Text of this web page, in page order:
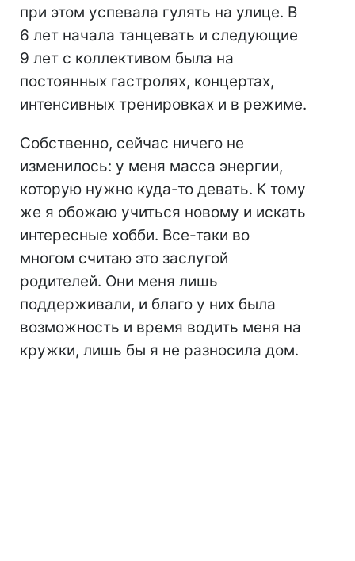
при этом успевала гулять на улице. В
6 лет начала танцевать и следующие
9 лет с коллективом была на
постоянных гастролях, концертах,
интенсивных тренировках и в режиме.
Собственно, сейчас ничего не
изменилось: у меня масса энергии,
которую нужно куда-то девать. К тому
же я обожаю учиться новому и искать
интересные хобби. Все-таки во
многом считаю это заслугой
родителей. Они меня лишь
поддерживали, и благо у них была
возможность и время водить меня на
кружки, лишь бы я не разносила дом.